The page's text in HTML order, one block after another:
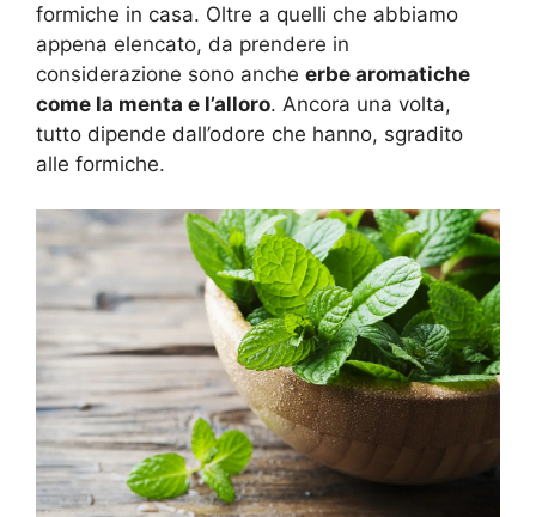
formiche in casa. Oltre a quelli che abbiamo
appena elencato, da prendere in
considerazione sono anche erbe aromatiche
come la menta e l’alloro. Ancora una volta,
tutto dipende dall’odore che hanno, sgradito
alle formiche.